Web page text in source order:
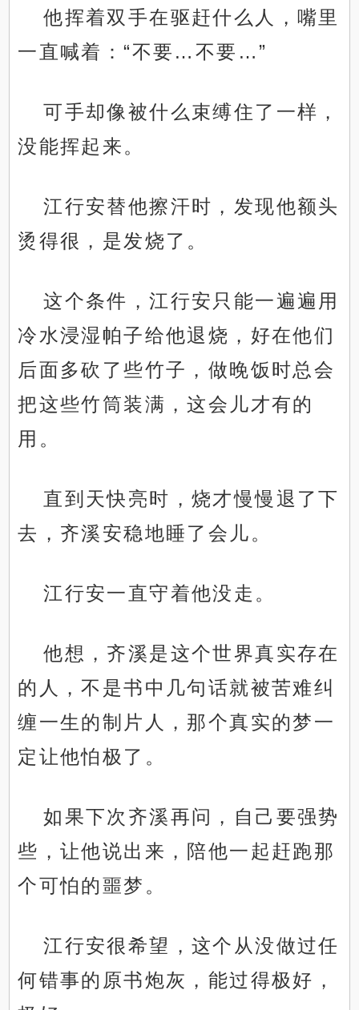
他挥着双手在驱赶什么人，嘴里
一直喊着：“不要…不要…”
可手却像被什么束缚住了一样，
没能挥起来。
江行安替他擦汗时，发现他额头
烫得很，是发烧了。
这个条件，江行安只能一遍遍用
冷水浸湿帕子给他退烧，好在他们
后面多砍了些竹子，做晚饭时总会
把这些竹筒装满，这会儿才有的
用。
直到天快亮时，烧才慢慢退了下
去，齐溪安稳地睡了会儿。
江行安一直守着他没走。
他想，齐溪是这个世界真实存在
的人，不是书中几句话就被苦难纠
缠一生的制片人，那个真实的梦一
定让他怕极了。
如果下次齐溪再问，自己要强势
些，让他说出来，陪他一起赶跑那
个可怕的噩梦。
江行安很希望，这个从没做过任
何错事的原书炮灰，能过得极好，